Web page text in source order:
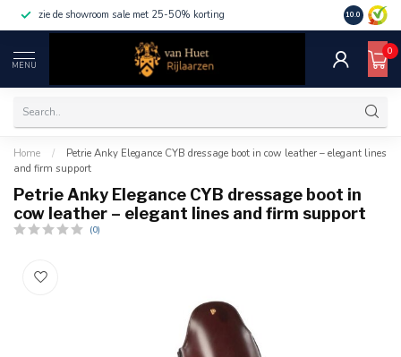
zie de showroom sale met 25-50% korting 10.0
MENU
0
Home /
Petrie Anky Elegance CYB dressage boot in cow leather – elegant lines
and firm support
Petrie Anky Elegance CYB dressage boot in
cow leather – elegant lines and firm support
(0)